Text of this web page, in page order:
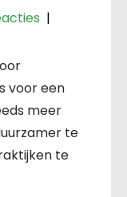
|
voor een
meer
te
te